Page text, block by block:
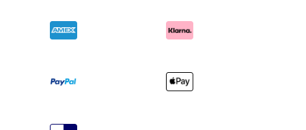
Lettini e culle
Garanzia
Mappa del sito
Riconoscimenti
Registra il tuo prodotto